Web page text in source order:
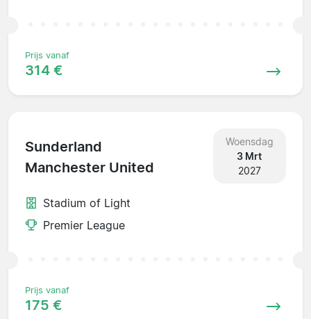
Prijs vanaf
314 €
Sunderland
Manchester United
Woensdag
3 Mrt
2027
Stadium of Light
Premier League
Prijs vanaf
175 €